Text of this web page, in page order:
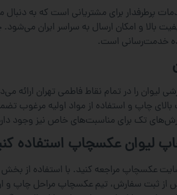
پرطرفدار برای مشتریانی است که به
بالا و امکان ارسال به سراسر ایران
خدمت‌رسانی است.
را در تمام نقاط فاطمی تهران
چاپ و استفاده از مواد اولیه مرغوب
تک برای مناسبت‌های خاص نیز وجود
لیوان عکسچاپ استفاده
عکسچاپ مراجعه کنید. با استفاده از
از ثبت سفارش، تیم عکسچاپ مراحل چاپ